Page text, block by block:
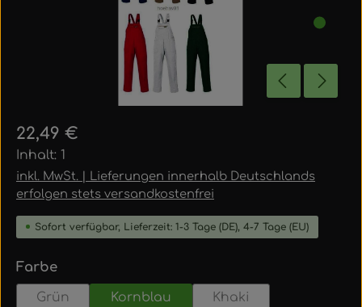
Regulärer Preis:
22,49 €
Inhalt: 1
inkl. MwSt. | Lieferungen innerhalb Deutschlands
erfolgen stets versandkostenfrei
Sofort verfügbar, Lieferzeit: 1-3 Tage (DE), 4-7 Tage (EU)
Farbeauswählen
Grün Kornblau
Khaki